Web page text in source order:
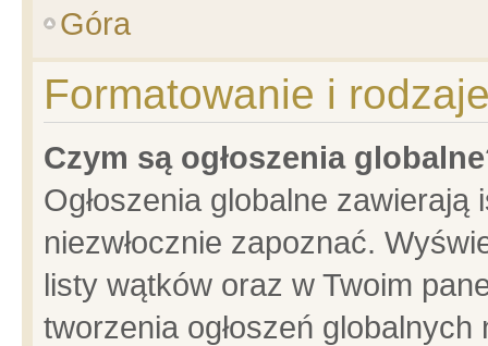
Góra
Formatowanie i
Czym są ogłoszenia
Ogłoszenia globalne
niezwłocznie zapoznać.
listy wątków oraz w Twoim
tworzenia ogłoszeń